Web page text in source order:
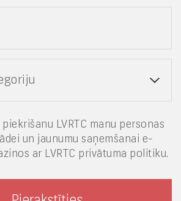
piekrišanu LVRTC manu personas
un jaunumu saņemšanai e-
ar LVRTC privātuma politiku.